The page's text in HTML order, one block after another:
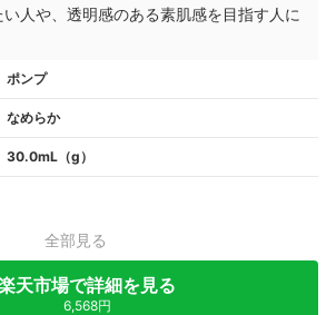
人や、透明感のある素肌感を目指す人に
ポンプ
なめらか
30.0mL（g）
全部見る
天市場で詳細を見る
6,568円